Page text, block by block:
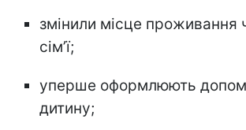
змінили місце проживання
сімʼї;
уперше оформлюють
дитину;